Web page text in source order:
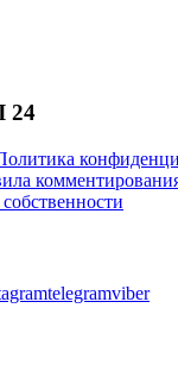
24
telegramviber